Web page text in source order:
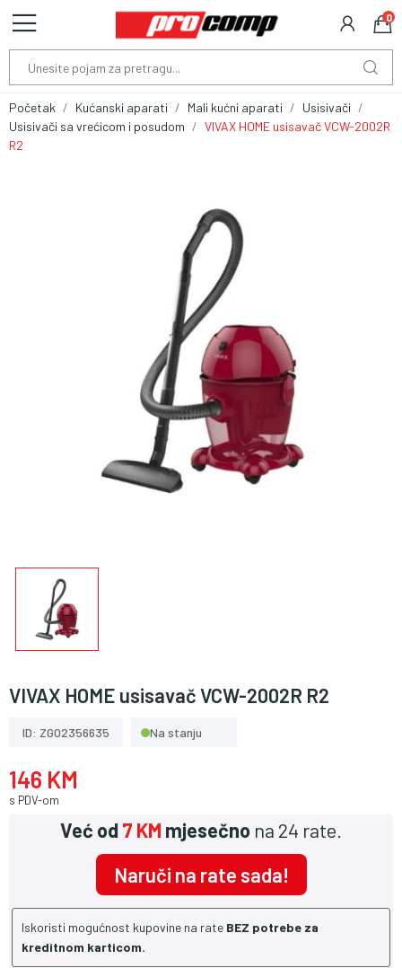
0
Početak Kućanski aparati Mali kućni aparati
Usisivači
Usisivači sa vrećicom i posudom
VIVAX HOME usisavač VCW-2002R
R2
VIVAX HOME usisavač VCW-2002R R2
ID: ZG02356635 Na stanju
146 KM
s PDV-om
Već od7 KM mjesečno na 24 rate.
Naruči na rate sada!
Iskoristi mogućnost kupovine na rate BEZ potrebe za
kreditnom karticom.